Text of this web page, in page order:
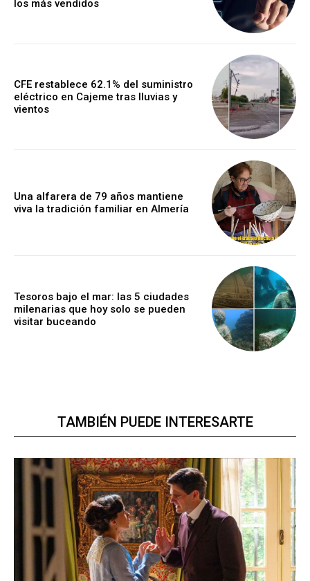
los más vendidos
CFE restablece 62.1% del suministro
eléctrico en Cajeme tras lluvias y
vientos
Una alfarera de 79 años mantiene
viva la tradición familiar en Almería
Tesoros bajo el mar: las 5 ciudades
milenarias que hoy solo se pueden
visitar buceando
TAMBIÉN PUEDE INTERESARTE